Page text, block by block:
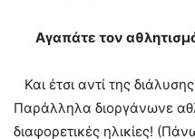
Αγαπάτε τον
Και έτσι αντί της
Παράλληλα διοργάνωνε
διαφορετικές ηλικίες!